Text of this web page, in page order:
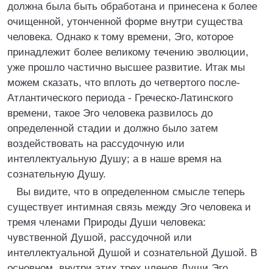
должна была быть обработана и принесена к более
очищенной, утонченной форме внутри существа
человека. Однако к тому времени, Эго, которое
принадлежит более великому течению эволюции,
уже прошло частично высшее развитие. Итак мы
можем сказать, что вплоть до четвертого после-
Атлантического периода - Греческо-Латинского
времени, такое Эго человека развилось до
определенной стадии и должно было затем
воздействовать на рассудочную или
интеллектуальную Душу; а в наше время на
сознательную Душу.
Вы видите, что в определенном смысле теперь
существует интимная связь между Эго человека и
тремя членами Природы Души человека:
чувственной Душой, рассудочной или
интеллектуальной Душой и сознательной Душой. В